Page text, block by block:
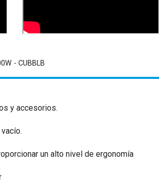
- CUBBLB
y accesorios.
un alto nivel de ergonomía